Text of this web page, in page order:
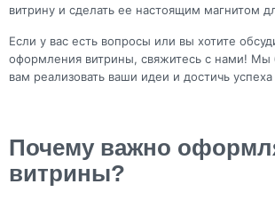
витрину и сделать ее настоящим магнитом
Если у вас есть вопросы или вы хотите
оформления витрины, свяжитесь с нами!
вам реализовать ваши идеи и достичь
Почему важно
витрины?